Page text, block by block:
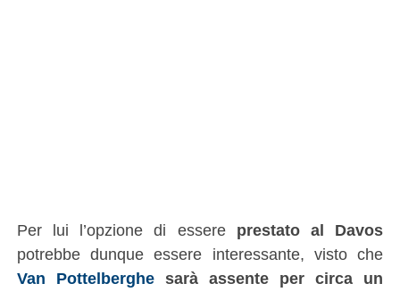
Per lui l’opzione di essere prestato al Davos
potrebbe dunque essere interessante, visto che
Van Pottelberghe sarà assente per circa un